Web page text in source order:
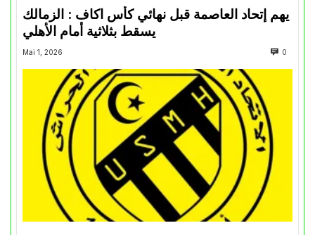
يهم إتحاد العاصمة قبل نهائي كأس اكاف : الزمالك
Mai 1, 2026 0